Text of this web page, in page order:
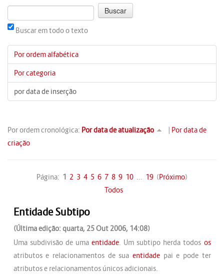
Buscar em todo o texto
Por ordem alfabética
Por categoria
por data de inserção
Por ordem cronológica: Por data de atualização | Por data de
criação
Página: 1 2 3 4 5 6 7 8 9 10 ... 19 (Próximo)
Todos
Entidade Subtipo
(Última edição: quarta, 25 Out 2006, 14:08)
Uma subdivisão de uma entidade. Um subtipo herda todos os
atributos e relacionamentos de sua entidadepai e pode ter
atributos e relacionamentos únicos adicionais.